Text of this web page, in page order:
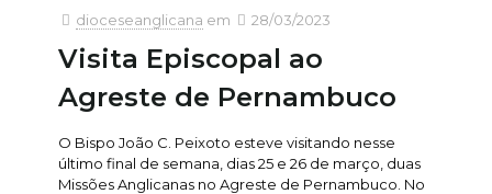
dioceseanglicana em 28/03/2023
Visita Episcopal ao
Agreste de Pernambuco
O Bispo João C. Peixoto esteve visitando nesse
último final de semana, dias 25 e 26 de março, duas
Missões Anglicanas no Agreste de Pernambuco. No